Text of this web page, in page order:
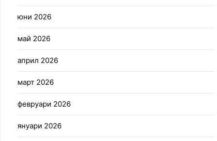
юни 2026
май 2026
април 2026
март 2026
февруари 2026
януари 2026